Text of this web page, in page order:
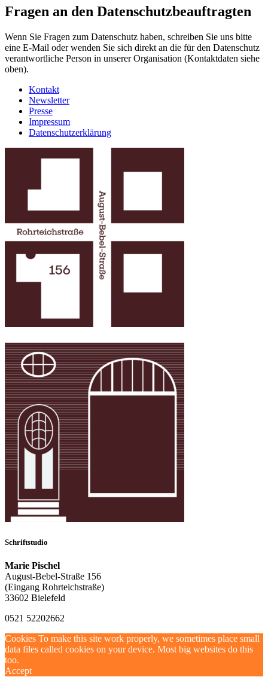
Fragen an den Datenschutzbeauftragten
Wenn Sie Fragen zum Datenschutz haben, schreiben Sie uns bitte
eine E-Mail oder wenden Sie sich direkt an die für den Datenschutz
verantwortliche Person in unserer Organisation (Kontaktdaten siehe
oben).
Kontakt
Newsletter
Presse
Impressum
Datenschutzerklärung
Schriftstudio
Marie Pischel
August-Bebel-Straße 156
(Eingang Rohrteichstraße)
33602 Bielefeld
0521 52202662
Cookies To make this site work properly, we sometimes place small
data files called cookies on your device. Most big websites do this
too.
Accept